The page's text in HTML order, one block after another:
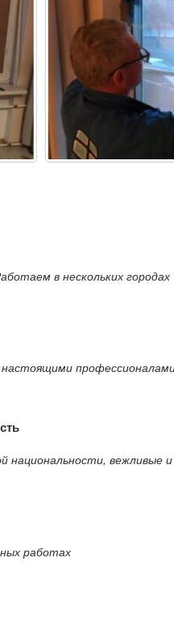
в нескольких городах
профессионалами
национальности, вежливые
работах